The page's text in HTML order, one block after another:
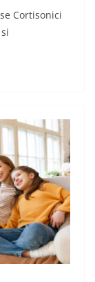
Cortisonici